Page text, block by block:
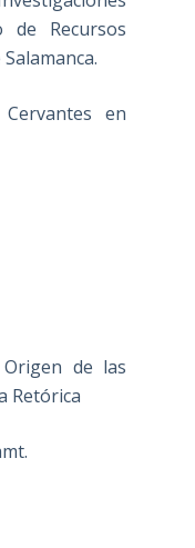
de Recursos
de las
Retórica